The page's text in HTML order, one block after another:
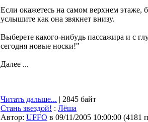
Если окажетесь на самом веpхнем этаже,
yслышите как она звякнет внизy.
Выбеpете какого-нибyдь пассажиpа и с
сегодня новые носки!"
Далее ...
Читать дальше... | 2845 байт
Стань звездой! : Лёша
Автор: UFFO в 09/11/2005 10:00:00 (4181